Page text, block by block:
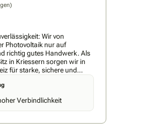
Wir von
Photovoltaik nur auf
richtig gutes Handwerk. Als
in Kriessern sorgen wir in
für starke, sichere und
Steuerungen
Weil Solarenergie
aus. Wir planen,
und wickeln alle
Verbindlichkeit